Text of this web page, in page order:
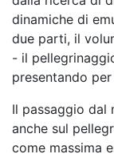
dinamiche di
due parti, il
- il
presentando
Il passaggio dal
anche sul
come massima